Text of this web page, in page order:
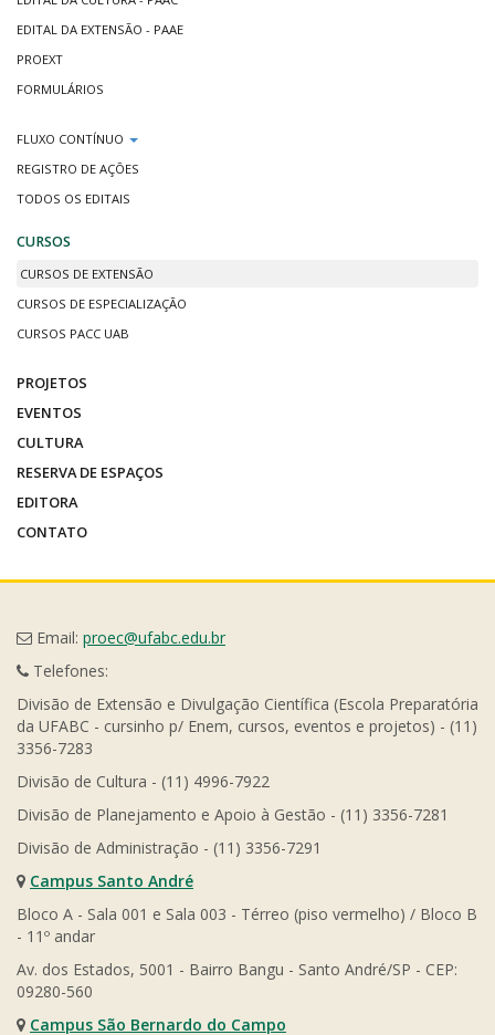
EDITAL DA EXTENSÃO - PAAE
PROEXT
FORMULÁRIOS
FLUXO CONTÍNUO
REGISTRO DE AÇÕES
TODOS OS EDITAIS
CURSOS
CURSOS DE EXTENSÃO
CURSOS DE ESPECIALIZAÇÃO
CURSOS PACC UAB
PROJETOS
EVENTOS
CULTURA
RESERVA DE ESPAÇOS
EDITORA
CONTATO
Email: proec@ufabc.edu.br
Telefones:
Divisão de Extensão e Divulgação Científica (Escola Preparatória
da UFABC - cursinho p/ Enem, cursos, eventos e projetos) - (11)
3356-7283
Divisão de Cultura - (11) 4996-7922
Divisão de Planejamento e Apoio à Gestão - (11) 3356-7281
Divisão de Administração - (11) 3356-7291
Campus Santo André
Bloco A - Sala 001 e Sala 003 - Térreo (piso vermelho) / Bloco B
- 11º andar
Av. dos Estados, 5001 - Bairro Bangu - Santo André/SP - CEP:
09280-560
Campus São Bernardo do Campo